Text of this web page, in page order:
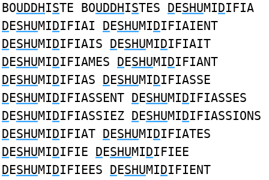
BOUDDHISTE BOUDDHISTES DESHUMIDIFIA
DESHUMIDIFIAI DESHUMIDIFIAIENT
DESHUMIDIFIAIS DESHUMIDIFIAIT
DESHUMIDIFIAMES DESHUMIDIFIANT
DESHUMIDIFIAS DESHUMIDIFIASSE
DESHUMIDIFIASSENT DESHUMIDIFIASSES
DESHUMIDIFIASSIEZ DESHUMIDIFIASSIONS
DESHUMIDIFIAT DESHUMIDIFIATES
DESHUMIDIFIE DESHUMIDIFIEE
DESHUMIDIFIEES DESHUMIDIFIENT